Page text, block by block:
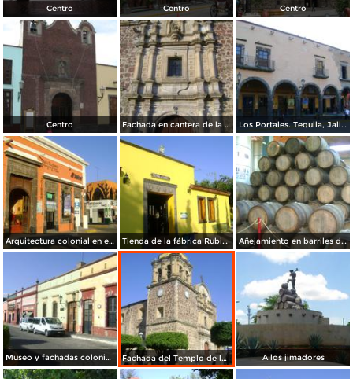
Centro Centro Centro
Centro Fachada en cantera de la parroquia de la Purísima. Tequila. Noviembre/2011 Los Portales. Tequila, Jalisco. Noviembre/2011
Arquitectura colonial en el centro de Tequila. Noviembre/2011 Tienda de la fábrica Rubio. Tequila. Noviembre/2011 Añejamiento en barriles de roble blanco. Noviembre/2011
Museo y fachadas coloniales del centro de Tequila. Noviembre/2011 Fachada del Templo de la Purísima. Tequila, Jal. Noviembre/2011 A los jimadores